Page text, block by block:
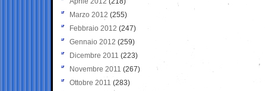
Marzo 2012 (255)
Febbraio 2012 (247)
Gennaio 2012 (259)
Dicembre 2011 (223)
Novembre 2011 (267)
Ottobre 2011 (283)